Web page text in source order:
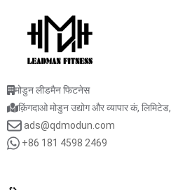
मोडुन लीडमैन फिटनेस
क़िंगदाओ मोडुन उद्योग और व्यापार कं, लिमिटेड,
ads@qdmodun.com
+86 181 4598 2469